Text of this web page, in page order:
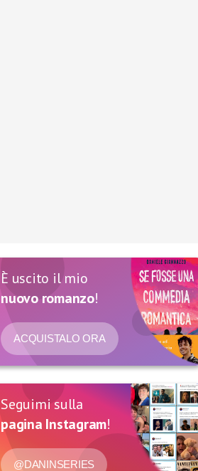
È uscito il mio
nuovo romanzo!
ACQUISTALO ORA
Seguimi sulla
pagina Instagram!
@DANINSERIES